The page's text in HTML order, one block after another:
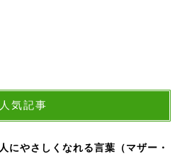
人気記事
人にやさしくなれる言葉（マザー・